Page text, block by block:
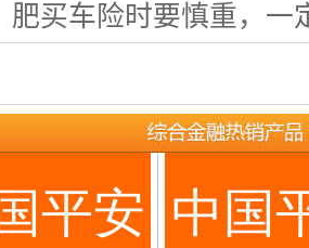
肥买车险时要慎重，一